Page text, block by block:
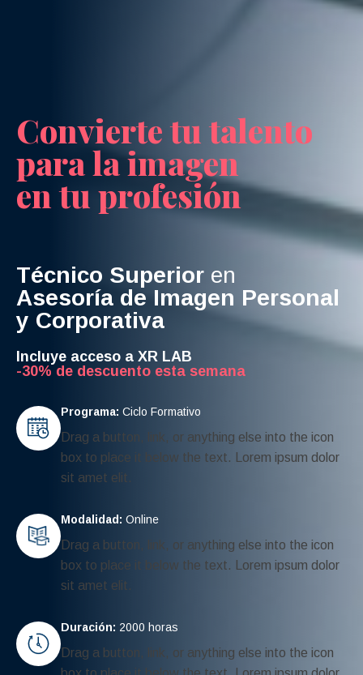
Convierte tu talento
para la imagen
en tu profesión
Técnico Superior en
Asesoría de Imagen Personal
y Corporativa
Incluye acceso a XR LAB
-30% de descuento esta semana
Programa: Ciclo Formativo
Drag a button, link, or anything else into the icon
box to place it below the text. Lorem ipsum dolor
sit amet elit.
Modalidad: Online
Drag a button, link, or anything else into the icon
box to place it below the text. Lorem ipsum dolor
sit amet elit.
Duración: 2000 horas
Drag a button, link, or anything else into the icon